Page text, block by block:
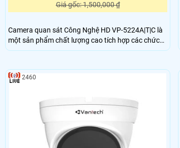
Giá gốc: 1,500,000 ₫
Camera quan sát Công Nghệ HD VP-5224A|T|C là
một sản phẩm chất lượng cao tích hợp các chức
năng cao cấp. Với công nghệ AI, camera này có
lắp trong nhà trở nên tốt hơn. camera còn có khả
năng lưu trữ lâu hơn với công nghệ H
2460